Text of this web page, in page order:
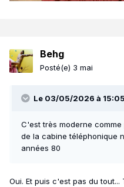
Behg
Posté(e) 3 mai
Le 03/05/2026 à
C'est très moderne
de la cabine téléphonique
années 80
Oui. Et puis c'est pas du tout...